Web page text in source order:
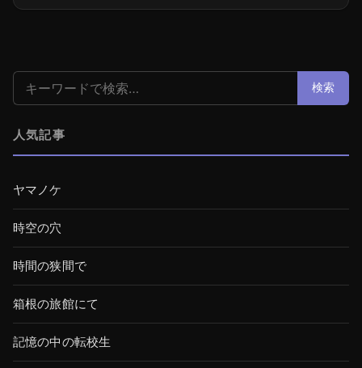
検索: 検索
人気記事
ヤマノケ
時空の穴
時間の狭間で
箱根の旅館にて
記憶の中の転校生